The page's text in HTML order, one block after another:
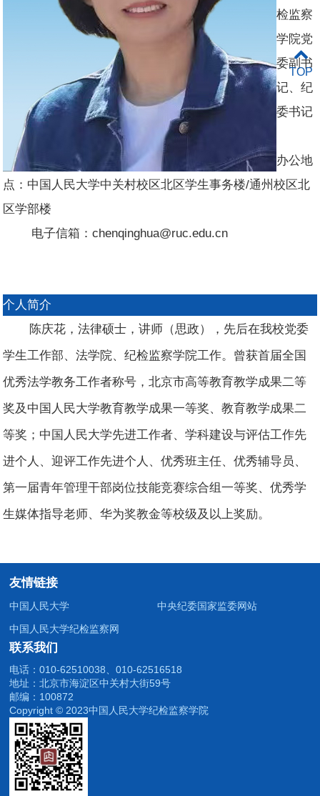
检监察
学院党
委副书
记、纪
委书记
办公地
点：中国人民大学中关村校区北区学生事务楼/通州校区北
区学部楼
电子信箱：chenqinghua@ruc.edu.cn
个人简介
陈庆花，法律硕士，讲师（思政），先后在我校党委
学生工作部、法学院、纪检监察学院工作。曾获首届全国
优秀法学教务工作者称号，北京市高等教育教学成果二等
奖及中国人民大学教育教学成果一等奖、教育教学成果二
等奖；中国人民大学先进工作者、学科建设与评估工作先
进个人、迎评工作先进个人、优秀班主任、优秀辅导员、
第一届青年管理干部岗位技能竞赛综合组一等奖、优秀学
生媒体指导老师、华为奖教金等校级及以上奖励。
友情链接
中国人民大学
中央纪委国家监委网站
中国人民大学纪检监察网
联系我们
电话：010-62510038、010-62516518
地址：北京市海淀区中关村大街59号
邮编：100872
Copyright © 2023中国人民大学纪检监察学院
TOP